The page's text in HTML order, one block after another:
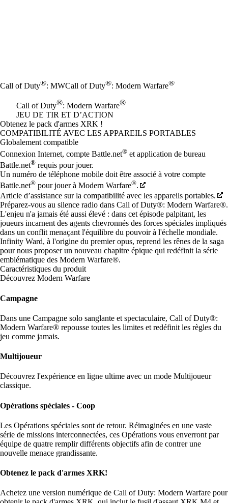
Call of Duty®: MWCall of Duty®: Modern Warfare®
Call of Duty®: Modern Warfare®
JEU DE TIR ET D’ACTION
Product Notification
Obtenez le pack d'armes XRK !
Prix
Available actions
COMPATIBILITÉ AVEC LES APPAREILS PORTABLES
Globalement compatible
Connexion Internet, compte Battle.net® et application de bureau
Battle.net® requis pour jouer.
Un numéro de téléphone mobile doit être associé à votre compte
Battle.net® pour jouer à Modern Warfare®.
Article d’assistance sur la compatibilité avec les appareils portables.
Préparez-vous au silence radio dans Call of Duty®: Modern Warfare®.
L'enjeu n'a jamais été aussi élevé : dans cet épisode palpitant, les
joueurs incarnent des agents chevronnés des forces spéciales impliqués
dans un conflit menaçant l'équilibre du pouvoir à l'échelle mondiale.
Infinity Ward, à l'origine du premier opus, reprend les rênes de la saga
pour nous proposer un nouveau chapitre épique qui redéfinit la série
emblématique des Modern Warfare®.
Caractéristiques du produit
Découvrez Modern Warfare
Campagne
Dans une Campagne solo sanglante et spectaculaire, Call of Duty®:
Modern Warfare® repousse toutes les limites et redéfinit les règles du
jeu comme jamais.
Multijoueur
Découvrez l'expérience en ligne ultime avec un mode Multijoueur
classique.
Opérations spéciales - Coop
Les Opérations spéciales sont de retour. Réimaginées en une vaste
série de missions interconnectées, ces Opérations vous enverront par
équipe de quatre remplir différents objectifs afin de contrer une
nouvelle menace grandissante.
Obtenez le pack d'armes XRK!
Achetez une version numérique de Call of Duty: Modern Warfare pour